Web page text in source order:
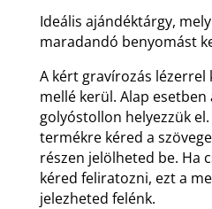
Ideális ajándéktárgy,
maradandó benyomást
A kért gravírozás lézerrel
mellé kerül. Alap
golyóstollon helyezzük
termékre kéred a
részen jelölheted be. Ha
kéred feliratozni, ezt a
jelezheted felénk.